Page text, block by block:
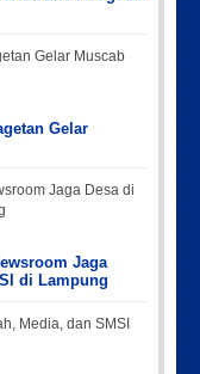
Gelar
Jaga
di Lampung